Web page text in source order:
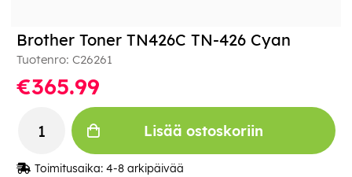
Brother Toner TN426C TN-426 Cyan
Tuotenro: C26261
€365.99
Lisää ostoskoriin
Toimitusaika: 4-8 arkipäivää